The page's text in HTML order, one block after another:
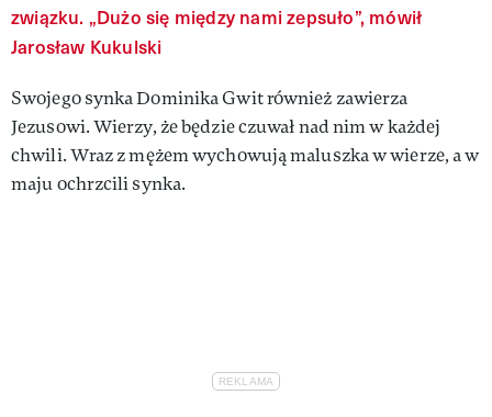
związku. „Dużo się między nami zepsuło”, mówił
Jarosław Kukulski
Swojego synka Dominika Gwit również zawierza
Jezusowi. Wierzy, że będzie czuwał nad nim w każdej
chwili. Wraz z mężem wychowują maluszka w wierze, a w
maju ochrzcili synka.